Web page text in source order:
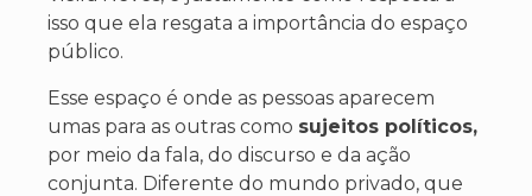
isso que ela resgata a importância do espaço
público.
Esse espaço é onde as pessoas aparecem
umas para as outras como sujeitos políticos,
por meio da fala, do discurso e da ação
conjunta. Diferente do mundo privado, que